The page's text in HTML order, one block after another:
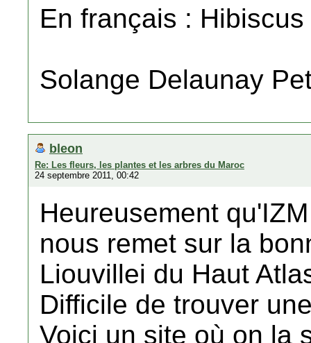
En français : Hibiscus
Solange Delaunay
bleon
Re: Les fleurs, les plantes et les arbres du Maroc
24 septembre 2011, 00:42
Heureusement
nous remet sur la
Liouvillei du Haut
Difficile de trouver
Voici un site où on la